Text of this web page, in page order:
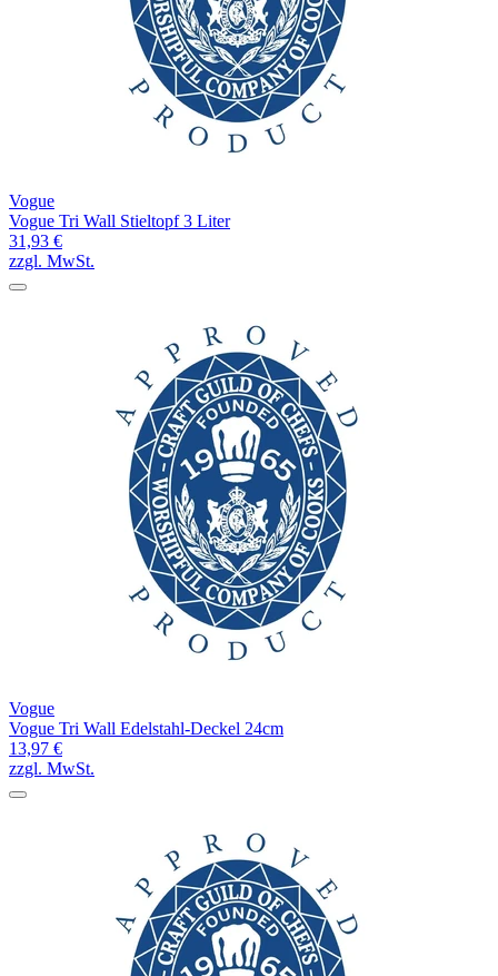
Vogue
Vogue Tri Wall Stieltopf 3 Liter
31,93 €
zzgl. MwSt.
Vogue
Vogue Tri Wall Edelstahl-Deckel 24cm
13,97 €
zzgl. MwSt.